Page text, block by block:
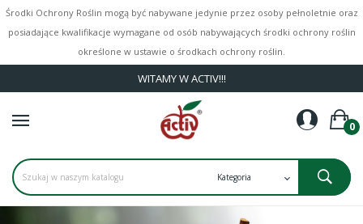
Środki Ochrony Roślin mogą być nabywane jedynie przez osoby pełnoletnie oraz
posiadające kwalifikacje wymagane od osób nabywających środki ochrony roślin
określone w ustawie o środkach ochrony roślin.
WITAMY W ACTIV!!!
0